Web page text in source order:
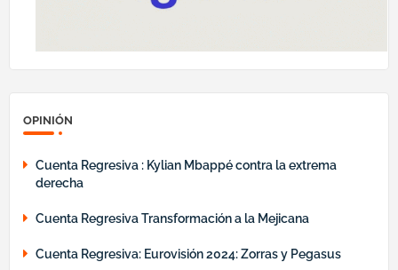
OPINIÓN
Cuenta Regresiva : Kylian Mbappé contra la extrema
derecha
Cuenta Regresiva Transformación a la Mejicana
Cuenta Regresiva: Eurovisión 2024: Zorras y Pegasus